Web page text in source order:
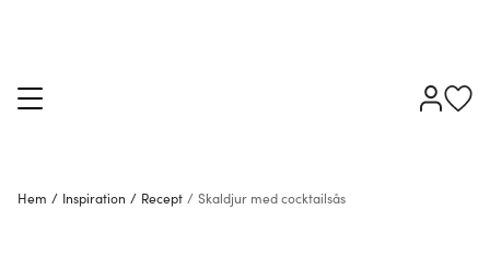
Hem / Inspiration / Recept / Skaldjur med cocktailsås